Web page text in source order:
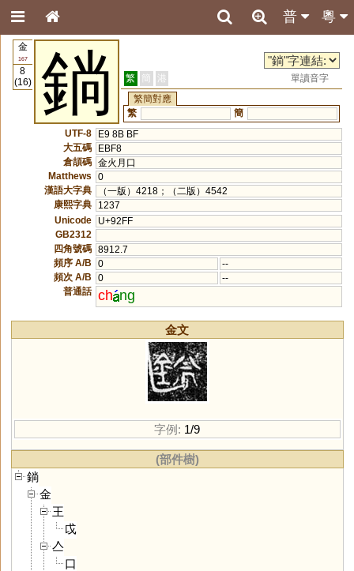
粵
普
金
167
8
(16)
鋿 繁 簡 港
單讀音字
繁簡對應
繁
簡
UTF-8
E9 8B BF
大五碼
EBF8
倉頡碼 金火月口
Matthews
0
漢語大字典
（一版）4218；（二版）4542
康熙字典
1237
Unicode
U+92FF
GB2312
四角號碼 8912.7
頻序 A/B
0
--
頻次 A/B
0
--
普通話 ch ng
金文
字例: 1/9
(部件樹)
鋿
金
王
戉
亼
口